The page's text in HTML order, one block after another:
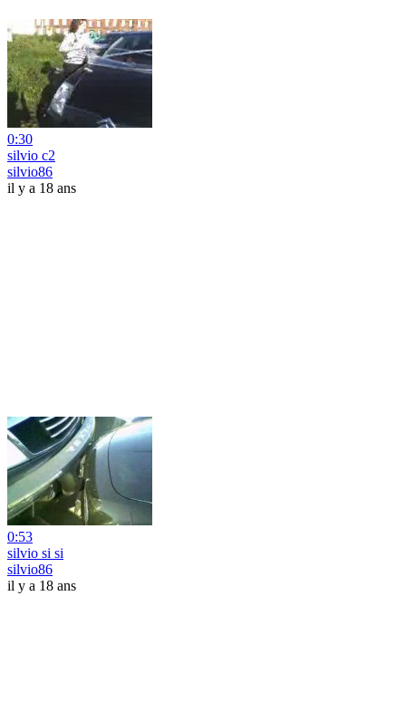
0:30
silvio c2
silvio86
il y a 18 ans
0:53
silvio si si
silvio86
il y a 18 ans